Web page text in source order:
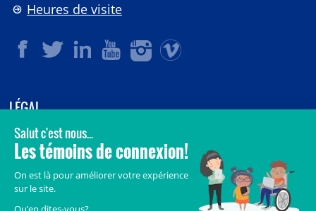
Heures de visite
LÉGAL
© 2006-2026CHU Sainte-Justine.
Tous droits réservés.
Crédits
Accès aux documents des organismes publics